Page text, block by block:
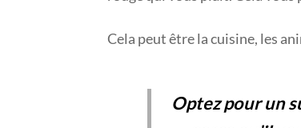
Cela peut être la cuisine, les
Optez pour un